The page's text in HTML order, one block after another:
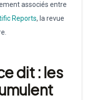
associés entre
Reports, la revue
dit : les